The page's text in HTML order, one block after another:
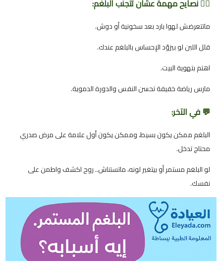
🧘‍♀️ نصايح مهمة عشان تتجنب البلغم:
ماتتعرضش لهوا بارد بعد سخونية أو دوش.
قلل اللبن لو بيزوّد الإحساس بالبلغم عندك.
اهتم بتهوية البيت.
مارس رياضة خفيفة تحسن النفس والدورة الدموية.
💬 في الآخر:
البلغم ممكن يكون بسيط، وممكن يكون أول علامة على مرض صدري
محتاج تدخل.
لو البلغم مستمر أو بيتغير لونه، ماتستناش.. روح اكشف واطمن على
نفسك.